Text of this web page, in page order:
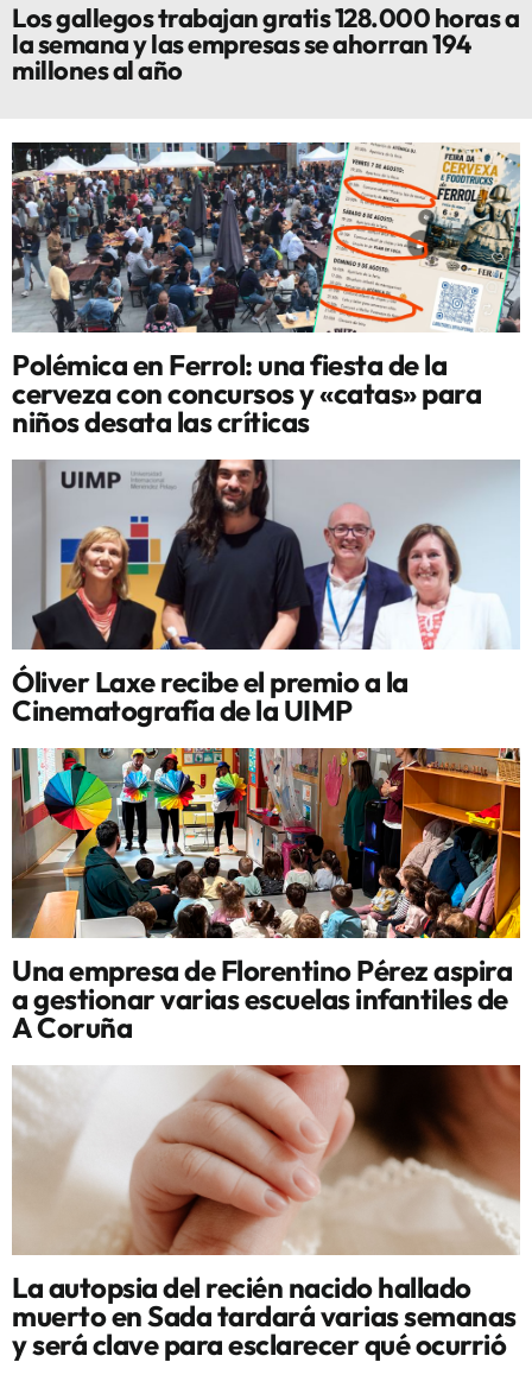
Los gallegos trabajan gratis 128.000 horas a
la semana y las empresas se ahorran 194
millones al año
Polémica en Ferrol: una fiesta de la
cerveza con concursos y «catas» para
niños desata las críticas
Óliver Laxe recibe el premio a la
Cinematografía de la UIMP
Una empresa de Florentino Pérez aspira
a gestionar varias escuelas infantiles de
A Coruña
La autopsia del recién nacido hallado
muerto en Sada tardará varias semanas
y será clave para esclarecer qué ocurrió